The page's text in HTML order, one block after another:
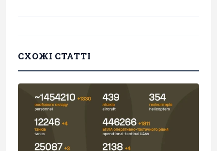
СХОЖІ СТАТТІ